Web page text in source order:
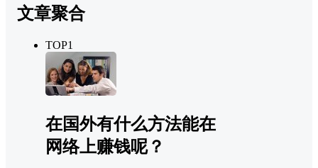
文章聚合
TOP1
在国外有什么方法能在
网络上赚钱呢？